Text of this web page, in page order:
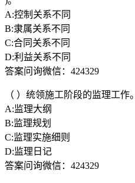
A:控制关系不同
B:隶属关系不同
C:合同关系不同
D:利益关系不同
答案问询微信：424329
（ ）统领施工阶段的监理工作。
A:监理大纲
B:监理规划
C:监理实施细则
D:监理日记
答案问询微信：424329